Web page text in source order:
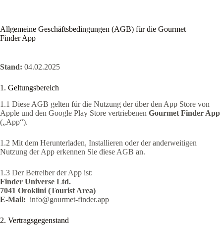
Allgemeine Geschäftsbedingungen (AGB) für die Gourmet
Finder App
Stand: 04.02.2025
1. Geltungsbereich
1.1 Diese AGB gelten für die Nutzung der über den App Store von
Apple und den Google Play Store vertriebenen Gourmet Finder App
(„App“).
1.2 Mit dem Herunterladen, Installieren oder der anderweitigen
Nutzung der App erkennen Sie diese AGB an.
1.3 Der Betreiber der App ist:
Finder Universe Ltd.
7041 Oroklini (Tourist Area)
E-Mail: info@gourmet-finder.app
2. Vertragsgegenstand